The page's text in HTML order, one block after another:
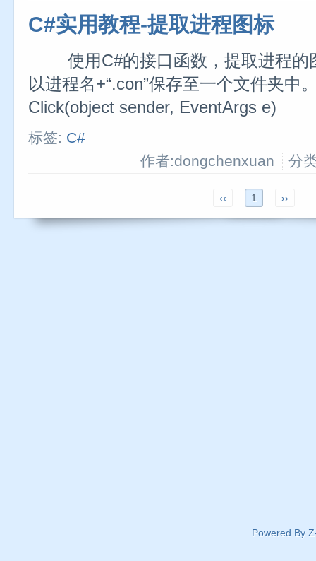
C#实用教程-提取进程图标
使用C#的接口函数，提取进程的
以进程名+“.con”保存至一个文件夹中
Click(object sender, EventArgs
标签: C#
作者:dongchenxuan
分
‹‹ 1 ››
Powered By